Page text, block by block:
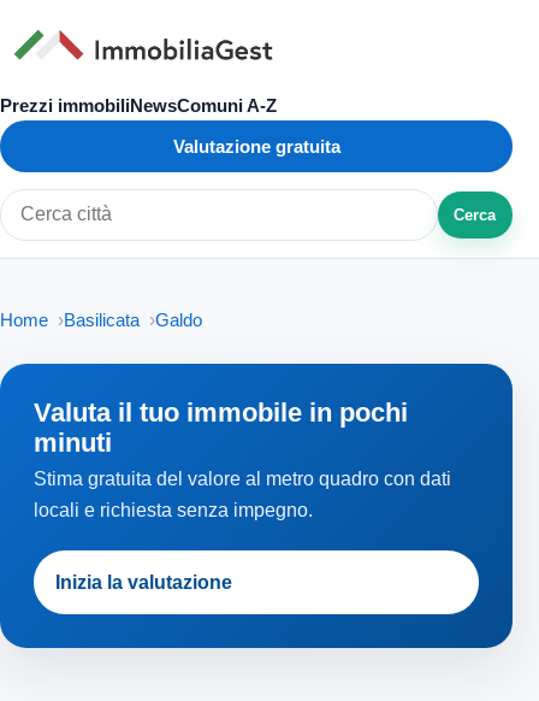
Prezzi immobiliNewsComuni A-Z
Valutazione gratuita
Cerca città o zona
Cerca
Home Basilicata Galdo
Valuta il tuo immobile in pochi
minuti
Stima gratuita del valore al metro quadro con dati
locali e richiesta senza impegno.
Inizia la valutazione